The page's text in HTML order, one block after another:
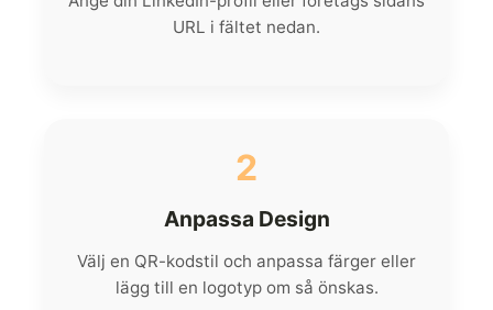
URL i fältet nedan.
2
Anpassa Design
Välj en QR-kodstil och anpassa färger eller
lägg till en logotyp om så önskas.